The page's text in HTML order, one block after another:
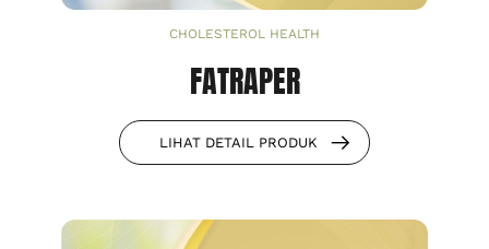
CHOLESTEROL HEALTH
FATRAPER
LIHAT DETAIL PRODUK